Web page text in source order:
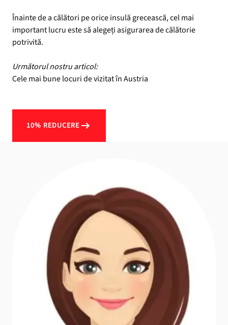
Înainte de a călători pe orice insulă grecească, cel mai
important lucru este să alegeți asigurarea de călătorie
potrivită.
Următorul nostru articol:
Cele mai bune locuri de vizitat în Austria
10% REDUCERE